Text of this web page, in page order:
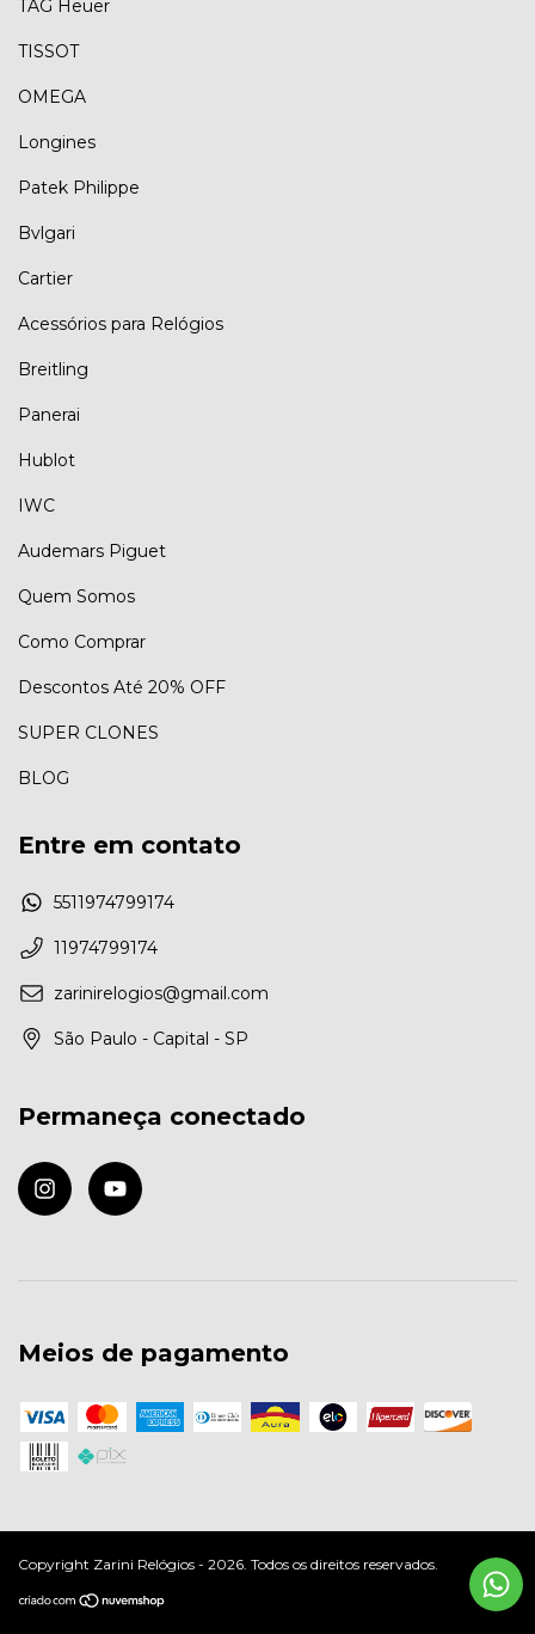
TAG Heuer
TISSOT
OMEGA
Longines
Patek Philippe
Bvlgari
Cartier
Acessórios para Relógios
Breitling
Panerai
Hublot
IWC
Audemars Piguet
Quem Somos
Como Comprar
Descontos Até 20% OFF
SUPER CLONES
BLOG
Entre em contato
5511974799174
11974799174
zarinirelogios@gmail.com
São Paulo - Capital - SP
Permaneça conectado
Meios de pagamento
Copyright Zarini Relógios - 2026. Todos os direitos reservados.